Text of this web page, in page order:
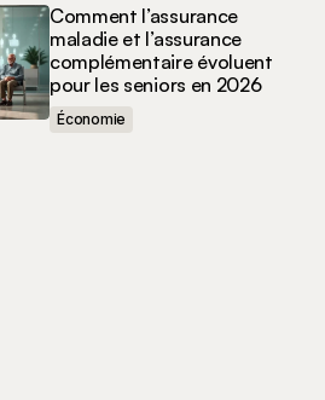
Comment l’assurance
maladie et l’assurance
complémentaire évoluent
pour les seniors en 2026
Économie